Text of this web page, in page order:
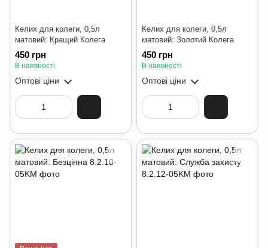
Келих для колеги, 0,5л
матовий: Кращий Колега
450 грн
В наявності
Оптові ціни
Келих для колеги, 0,5л
матовий: Золотий Колега
450 грн
В наявності
Оптові ціни